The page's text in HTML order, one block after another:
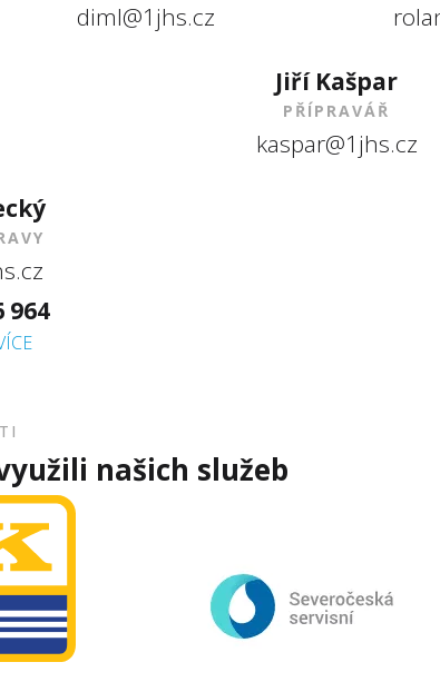
diml@1jhs.cz
Jiří Kašpar
PŘÍPRAVÁŘ
kaspar@1jhs.cz
964
našich služeb